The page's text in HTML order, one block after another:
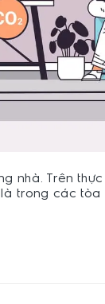
nhà. Trên
trong các